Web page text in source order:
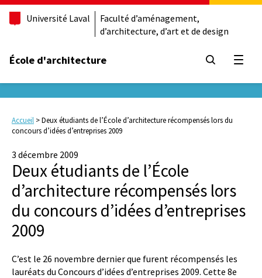
Université Laval
Faculté d’aménagement,
d’architecture, d’art et de design
École d'architecture
Accueil >Deux étudiants de l’École d’architecture récompensés lors du
concours d’idées d’entreprises 2009
3 décembre 2009
Deux étudiants de l’École
d’architecture récompensés lors
du concours d’idées d’entreprises
2009
C’est le 26 novembre dernier que furent récompensés les
lauréats du Concours d’idées d’entreprises 2009. Cette 8e